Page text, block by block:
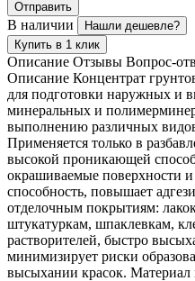
Отправить
В наличии
Нашли дешевле?
Купить в 1 клик
Описание Отзывы Вопрос-
Описание Концентрат
для подготовки наружных и
минеральных и
выполнению различных
Применяется только в
высокой проникающей
окрашиваемые поверхности
способность, повышает
отделочным покрытиям:
штукатуркам, шпаклевкам,
растворителей, быстро
минимизирует риски
высыхании красок. Материал